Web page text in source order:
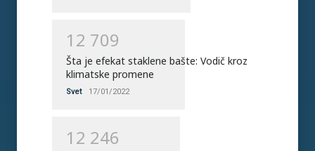
1 2 709
Šta je efekat staklene bašte: Vodič kroz
klimatske promene
Svet 17/01/2022
1 2 246